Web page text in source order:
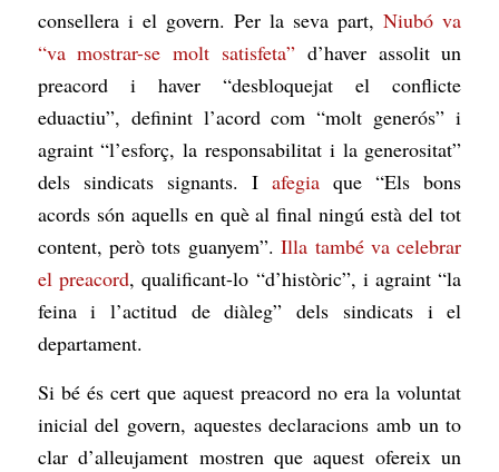
consellera i el govern. Per la seva part,Niubó va
“va mostrar-se molt satisfeta” d’haver assolit un
preacord i haver “desbloquejat el conflicte
eduactiu”, definint l’acord com “molt generós” i
agraint “l’esforç, la responsabilitat i la generositat”
dels sindicats signants. Iafegia que “Els bons
acords són aquells en què al finalningú està del tot
content, però tots guanyem”. Illa també va celebrar
el preacord, qualificant-lo “d’històric”, i agraint “la
feina i l’actitud de diàleg” dels sindicats i el
departament.
Si bé és cert que aquest preacord no era la voluntat
inicial del govern, aquestes declaracions amb un to
clar d’alleujament mostren que aquest ofereix un